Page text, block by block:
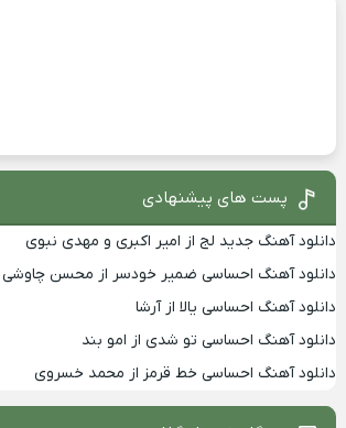
پست های پیشنهادی
دانلود آهنگ جدید لج از امیر اکبری و مهدی نبوی
دانلود آهنگ احساسی ضمیر خودسر از محسن چاوشی
دانلود آهنگ احساسی یالا از آرشا
دانلود آهنگ احساسی تو شدی از امو بند
دانلود آهنگ احساسی خط قرمز از محمد خسروی